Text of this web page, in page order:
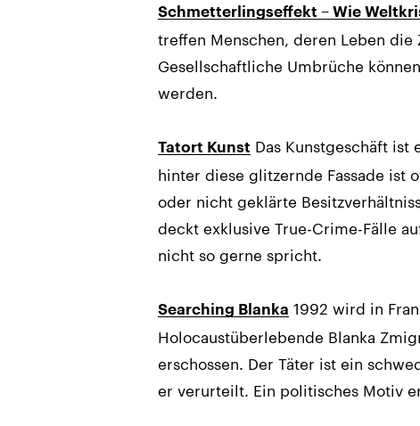
Schmetterlingseffekt – Wie
treffen Menschen, deren Leben
Gesellschaftliche Umbrüche
werden.
Tatort Kunst Das Kunstgeschäft
hinter diese glitzernde Fassade ist
oder nicht geklärte
deckt exklusive True-Crime-Fälle
nicht so gerne spricht.
Searching Blanka 1992 wird in
Holocaustüberlebende Blanka
erschossen. Der Täter ist ein
er verurteilt. Ein politisches Motiv